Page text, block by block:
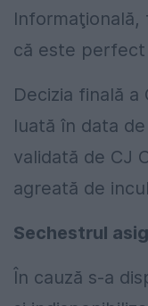
Informaţională,
că este perfect
Decizia finală
luată în data
validată de CJ
agreată de
Sechestrul
În cauză s-a